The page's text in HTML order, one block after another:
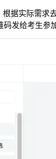
据实际需求
发给考生参